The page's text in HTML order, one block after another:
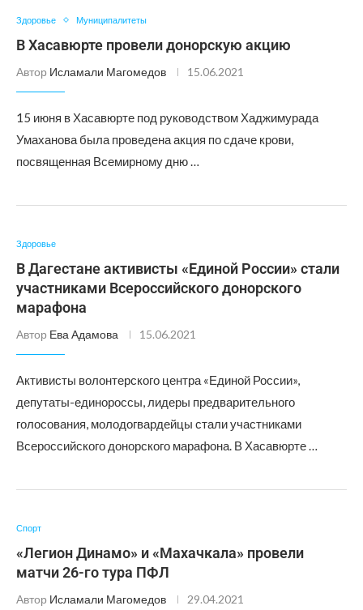
Здоровье Муниципалитеты
В Хасавюрте провели донорскую акцию
Автор Исламали Магомедов 15.06.2021
15 июня в Хасавюрте под руководством Хаджимурада
Умаханова была проведена акция по сдаче крови,
посвященная Всемирному дню …
Здоровье
В Дагестане активисты «Единой России» стали
участниками Всероссийского донорского
марафона
Автор Ева Адамова 15.06.2021
Активисты волонтерского центра «Единой России»,
депутаты-единороссы, лидеры предварительного
голосования, молодогвардейцы стали участниками
Всероссийского донорского марафона. В Хасавюрте …
Спорт
«Легион Динамо» и «Махачкала» провели
матчи 26-го тура ПФЛ
Автор Исламали Магомедов 29.04.2021